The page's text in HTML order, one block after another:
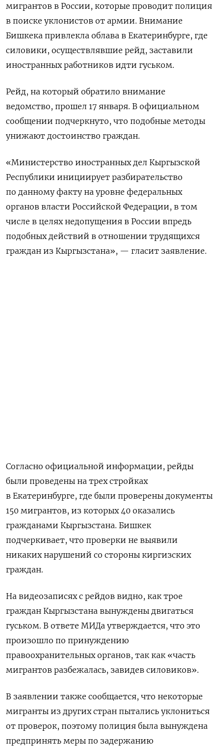
мигрантов в России, которые проводит полиция
в поиске уклонистов от армии. Внимание
Бишкека привлекла облава в Екатеринбурге, где
силовики, осуществлявшие рейд, заставили
иностранных работников идти гуськом.
Рейд, на который обратило внимание
ведомство, прошел 17 января. В официальном
сообщении подчеркнуто, что подобные методы
унижают достоинство граждан.
«Министерство иностранных дел Кыргызской
Республики инициирует разбирательство
по данному факту на уровне федеральных
органов власти Российской Федерации, в том
числе в целях недопущения в России впредь
подобных действий в отношении трудящихся
граждан из Кыргызстана», — гласит заявление.
Согласно официальной информации, рейды
были проведены на трех стройках
в Екатеринбурге, где были проверены документы
150 мигрантов, из которых 40 оказались
гражданами Кыргызстана. Бишкек
подчеркивает, что проверки не выявили
никаких нарушений со стороны киргизских
граждан.
На видеозаписях с рейдов видно, как трое
граждан Кыргызстана вынуждены двигаться
гуськом. В ответе МИДа утверждается, что это
произошло по принуждению
правоохранительных органов, так как «часть
мигрантов разбежалась, завидев силовиков».
В заявлении также сообщается, что некоторые
мигранты из других стран пытались уклониться
от проверок, поэтому полиция была вынуждена
предпринять меры по задержанию